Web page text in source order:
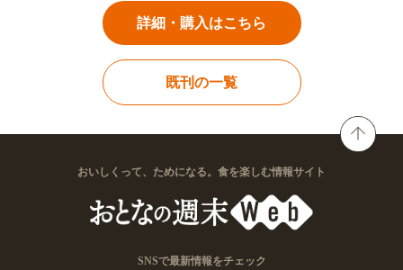
詳細・購入はこちら
既刊の一覧
おいしくって、ためになる。食を楽しむ情報サイト
SNSで最新情報をチェック